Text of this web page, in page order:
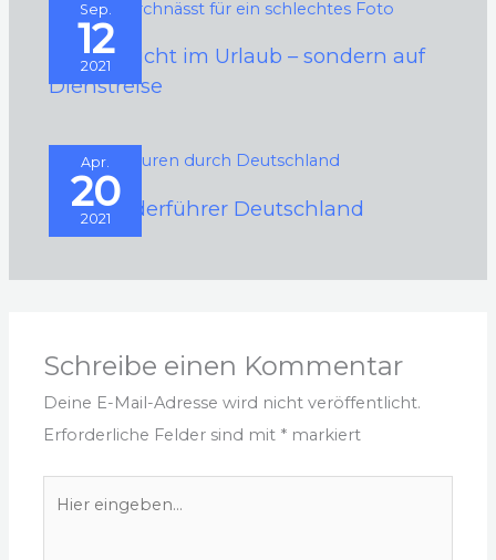
Sep.
12
2021
Ich bin nicht im Urlaub – sondern auf
Dienstreise
Apr.
20
2021
Radwanderführer Deutschland
Schreibe einen Kommentar
Deine E-Mail-Adresse wird nicht veröffentlicht.
Erforderliche Felder sind mit * markiert